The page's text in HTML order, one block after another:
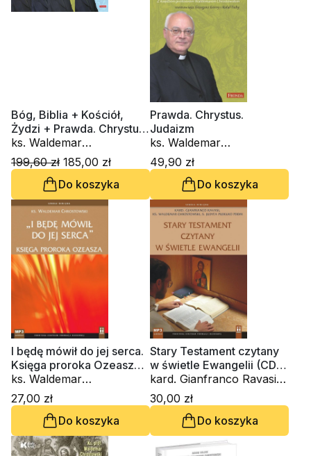
Bóg, Biblia + Kościół,
Żydzi + Prawda. Chrystus
+ Niech wasza mowa
będzie
ks. Waldemar
Chrostowski
199,60 zł 185,00 zł
Do koszyka
Prawda. Chrystus.
Judaizm
ks. Waldemar
Chrostowski
49,90 zł
Do koszyka
I będę mówił do jej serca.
Księga proroka Ozeasza
(CD-audiobook)
ks. Waldemar
Chrostowski
27,00 zł
Do koszyka
Stary Testament czytany
w świetle Ewangelii (CD-
audiobook)
kard. Gianfranco Ravasi,
ks. Waldemar
Chrostowski, s. Judyta
Pudełko PDDM
30,00 zł
Do koszyka